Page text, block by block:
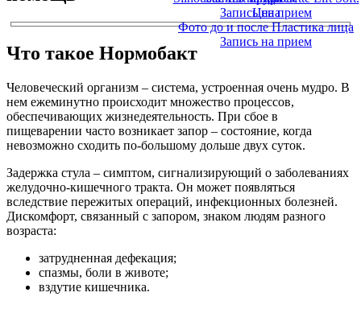
Цена
Фото до и после Пластика лица
Запись на прием
Запись на прием
Что такое Нормобакт
Человеческий организм – система, устроенная очень мудро. В
нем ежеминутно происходит множество процессов,
обеспечивающих жизнедеятельность. При сбое в
пищеварении часто возникает запор – состояние, когда
невозможно сходить по-большому дольше двух суток.
Задержка стула – симптом, сигнализирующий о заболеваниях
желудочно-кишечного тракта. Он может появляться
вследствие пережитых операций, инфекционных болезней.
Дискомфорт, связанный с запором, знаком людям разного
возраста:
затрудненная дефекация;
спазмы, боли в животе;
вздутие кишечника.